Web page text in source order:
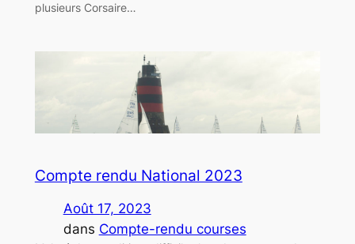
plusieurs Corsaire…
Compte rendu National 2023
Août 17, 2023
dans Compte-rendu courses